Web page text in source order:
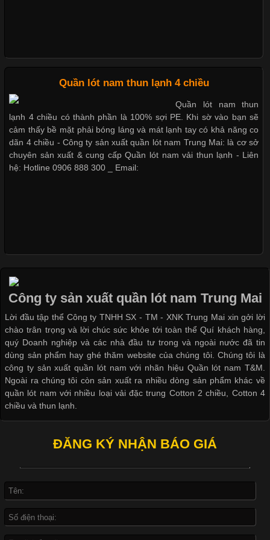
Trong những năm gần đây, vải Bamboo đang trở thành một
trong những chất liệu được yêu thích trong ngành thời trang
nhờ đặc tính mềm mại, thoáng khí và thân thiện với môi trường.
Không chỉ được ứng dụng trong quần áo thường ngày, loại vải
này còn xuất hiện nhiều trong các sản phẩm đồ lót
thoải mái khi mặc. Từ áo thun, đồ thể thao cho đến đồ lót nam,
vải thun luôn đóng vai trò quan trọng trong quá trình sản xuất.
Hiện nay, nhu cầu tìm kiếm quần lót nam giá
Xu Hướng Form Áo Thun Phổ Biến Trong Ngành May Mặc
Cập nhật 2026-05-09 15:58:23
thuộc và được sử dụng phổ biến nhất hiện nay. Không chỉ đa
khác nhau để phù hợp với từng phong cách thời trang và nhu
cầu
Dễ chịu hơn với quần lót nam
giá rẻ vải Cotton 4 chiều
Quần lót nam thun lạnh 4 chiều
Quần lót nam thun
lạnh 4 chiều có thành phần là 100% sợi PE. Khi sờ vào bạn sẽ
cảm thấy bề mặt phải bóng láng và mát lạnh tay có khả năng co
dãn 4 chiều - Công ty sản xuất quần lót nam Trung Mai: là cơ sở
chuyên sản xuất & cung cấp Quần lót nam vải thun lạnh - Liên
hệ: Hotline 0906 888 300 _ Email:
Công ty sản xuất quần lót nam Trung Mai
Lời đầu tập thể Công ty TNHH SX - TM - XNK Trung Mai xin gởi lời
chào trân trọng và lời chúc sức khỏe tới toàn thể Quí khách hàng,
quý Doanh nghiệp và các nhà đầu tư trong và ngoài nước đã tin
dùng sản phẩm hay ghé thăm website của chúng tôi. Chúng tôi là
công ty sản xuất quần lót nam với nhãn hiệu Quần lót nam T&M.
Ngoài ra chúng tôi còn sản xuất ra nhiều dòng sản phẩm khác về
quần lót nam với nhiều loại vải đặc trung Cotton 2 chiều, Cotton 4
chiều và thun lạnh.
ĐĂNG KÝ NHẬN BÁO GIÁ